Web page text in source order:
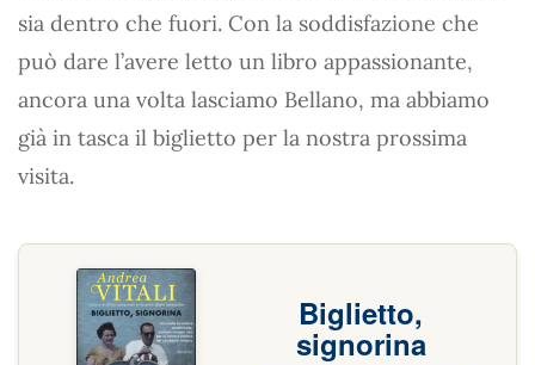
sia dentro che fuori. Con la soddisfazione che
può dare l’avere letto un libro appassionante,
ancora una volta lasciamo Bellano, ma abbiamo
già in tasca il biglietto per la nostra prossima
visita.
Biglietto,
signorina